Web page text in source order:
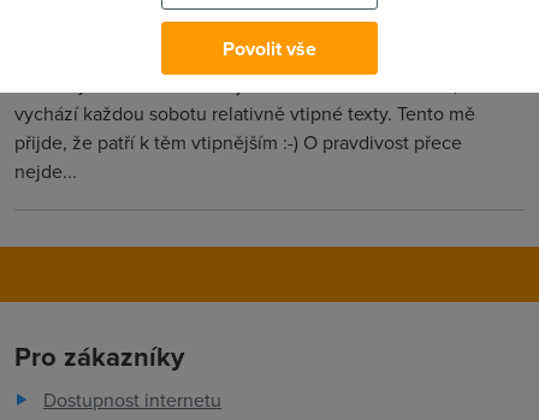
vychází každou sobotu relativně vtipné texty. Tento mě
přijde, že patří k těm vtipnějším :-) O pravdivost přece
nejde...
Pro zákazníky
Dostupnost internetu
Povolit vše